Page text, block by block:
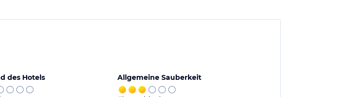
des Hotels Allgemeine Sauberkeit